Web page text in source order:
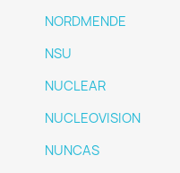
NORDMENDE
NSU
NUCLEAR
NUCLEOVISION
NUNCAS